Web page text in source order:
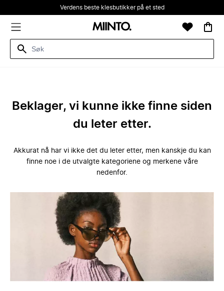
Verdens beste klesbutikker på et sted
Beklager, vi kunne ikke finne siden
du leter etter.
Akkurat nå har vi ikke det du leter etter, men kanskje du kan
finne noe i de utvalgte kategoriene og merkene våre
nedenfor.